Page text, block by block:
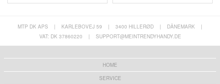
MTP DK APS | KARLEBOVEJ 59 | 3400 HILLERØD | DÄNEMARK
|
VAT: DK 37860220
| SUPPORT@MEINTRENDYHANDY.DE
HOME
SERVICE